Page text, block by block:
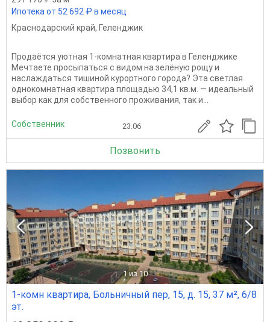
Ипотека от 52 692 ₽ в месяц
Краснодарский край, Геленджик
Продаётся уютная 1-комнатная квартира в Геленджике
Мечтаете просыпаться с видом на зелёную рощу и
наслаждаться тишиной курортного города? Эта светлая
однокомнатная квартира площадью 34,1 кв.м. — идеальный
выбор как для собственного проживания, так и...
Собственник 23.06
Позвонить
1 из 10
1-комн квартира, Больничный пер, 15, д. 15, 37 м², 6/8
эт.